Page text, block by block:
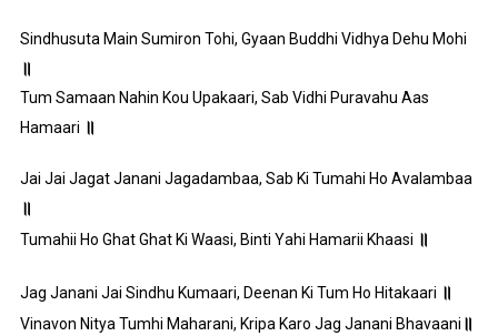
Sindhusuta Main Sumiron Tohi, Gyaan Buddhi Vidhya Dehu Mohi
॥
Tum Samaan Nahin Kou Upakaari, Sab Vidhi Puravahu Aas
Hamaari ॥
Jai Jai Jagat Janani Jagadambaa, Sab Ki Tumahi Ho Avalambaa
॥
Tumahii Ho Ghat Ghat Ki Waasi, Binti Yahi Hamarii Khaasi ॥
Jag Janani Jai Sindhu Kumaari, Deenan Ki Tum Ho Hitakaari ॥
Vinavon Nitya Tumhi Maharani, Kripa Karo Jag Janani Bhavaani ॥